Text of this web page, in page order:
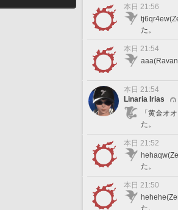
本日 21:56
た。
本日 21:54
本日 21:54
Linaria Irias
「黄金オ
た。
本日 21:52
た。
本日 21:50
た。